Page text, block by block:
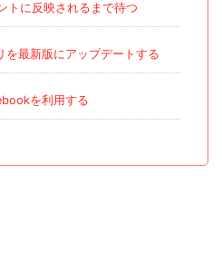
トに反映されるまで待つ
を最新版にアップデートする
を利用する